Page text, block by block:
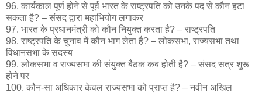
96. कार्यकाल पूर्ण होने से पूर्व भारत के राष्ट्रपति को उनके पद से कौन हटा
सकता है? – संसद द्वारा महाभियोग लगाकर
97. भारत के प्रधानमंत्री को कौन नियुक्त करता है? – राष्ट्रपति
98. राष्ट्रपति के चुनाव में कौन भाग लेता है? – लोकसभा, राज्यसभा तथा
विधानसभा के सदस्य
99. लोकसभा व राज्यसभा की संयुक्त बैठक कब होती है? – संसद सत्र शुरू
होने पर
100. कौन-सा अधिकार केवल राज्यसभा को प्राप्त है? – नवीन अखिल